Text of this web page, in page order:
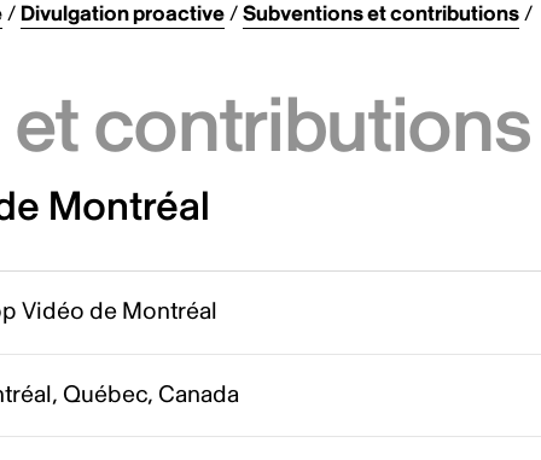
/ Divulgation proactive/Subventions et contributions/
contributions
Montréal
Vidéo de Montréal
Québec, Canada